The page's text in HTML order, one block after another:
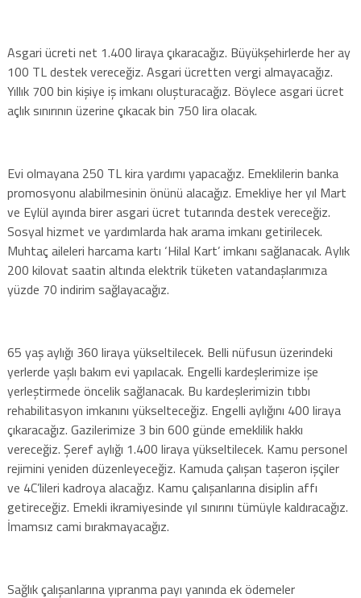
Asgari ücreti net 1.400 liraya çıkaracağız. Büyükşehirlerde her ay
100 TL destek vereceğiz. Asgari ücretten vergi almayacağız.
Yıllık 700 bin kişiye iş imkanı oluşturacağız. Böylece asgari ücret
açlık sınırının üzerine çıkacak bin 750 lira olacak.
Evi olmayana 250 TL kira yardımı yapacağız. Emeklilerin banka
promosyonu alabilmesinin önünü alacağız. Emekliye her yıl Mart
ve Eylül ayında birer asgari ücret tutarında destek vereceğiz.
Sosyal hizmet ve yardımlarda hak arama imkanı getirilecek.
Muhtaç aileleri harcama kartı ‘Hilal Kart’ imkanı sağlanacak. Aylık
200 kilovat saatin altında elektrik tüketen vatandaşlarımıza
yüzde 70 indirim sağlayacağız.
65 yaş aylığı 360 liraya yükseltilecek. Belli nüfusun üzerindeki
yerlerde yaşlı bakım evi yapılacak. Engelli kardeşlerimize işe
yerleştirmede öncelik sağlanacak. Bu kardeşlerimizin tıbbı
rehabilitasyon imkanını yükselteceğiz. Engelli aylığını 400 liraya
çıkaracağız. Gazilerimize 3 bin 600 günde emeklilik hakkı
vereceğiz. Şeref aylığı 1.400 liraya yükseltilecek. Kamu personel
rejimini yeniden düzenleyeceğiz. Kamuda çalışan taşeron işçiler
ve 4C’lileri kadroya alacağız. Kamu çalışanlarına disiplin affı
getireceğiz. Emekli ikramiyesinde yıl sınırını tümüyle kaldıracağız.
İmamsız cami bırakmayacağız.
Sağlık çalışanlarına yıpranma payı yanında ek ödemeler